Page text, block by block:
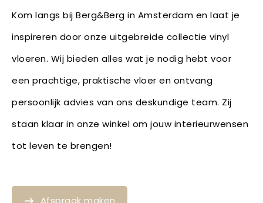
Kom langs bij Berg&Berg in Amsterdam en laat je
inspireren door onze uitgebreide collectie vinyl
vloeren. Wij bieden alles wat je nodig hebt voor
een prachtige, praktische vloer en ontvang
persoonlijk advies van ons deskundige team. Zij
staan klaar in onze winkel om jouw interieurwensen
tot leven te brengen!
Afspraak maken